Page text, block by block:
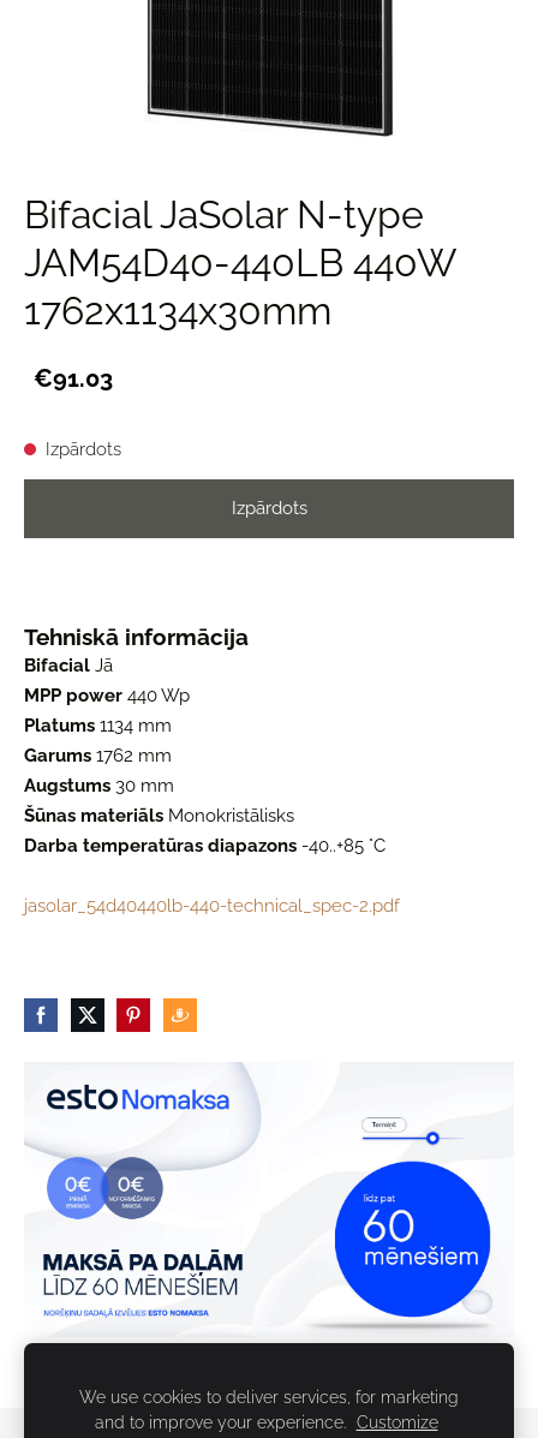
Bifacial JaSolar N-type
JAM54D40-440LB 440W
1762x1134x30mm
€91.03
Izpārdots
Izpārdots
Tehniskā informācija
Bifacial Jā
MPP power 440 Wp
Platums 1134 mm
Garums 1762 mm
Augstums 30 mm
Šūnas materiāls Monokristālisks
Darba temperatūras diapazons -40..+85 °C
jasolar_54d40440lb-440-technical_spec-2.pdf
We use cookies to deliver services, for marketing
and to improve your experience.
Customize